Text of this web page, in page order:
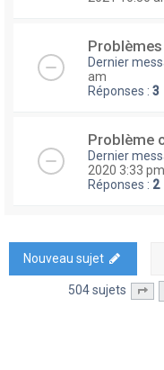
Dernier
am
Réponses : 3
Problème
Dernier
2020 3:33 pm
Réponses : 2
Nouveau sujet
504 sujets